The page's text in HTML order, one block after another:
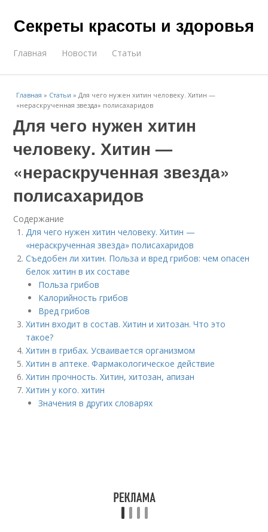
Секреты красоты и здоровья
Главная Новости Статьи
Главная » Статьи »Для чего нужен хитин человеку. Хитин —
«нераскрученная звезда» полисахаридов
Для чего нужен хитин
человеку. Хитин —
«нераскрученная звезда»
полисахаридов
Содержание
Для чего нужен хитин человеку. Хитин —
«нераскрученная звезда» полисахаридов
Съедобен ли хитин. Польза и вред грибов: чем опасен
белок хитин в их составе
Польза грибов
Калорийность грибов
Вред грибов
Хитин входит в состав. Хитин и хитозан. Что это
такое?
Хитин в грибах. Усваивается организмом
Хитин в аптеке. Фармакологическое действие
Хитин прочность. Хитин, хитозан, апизан
Хитин у кого. хитин
Значения в других словарях